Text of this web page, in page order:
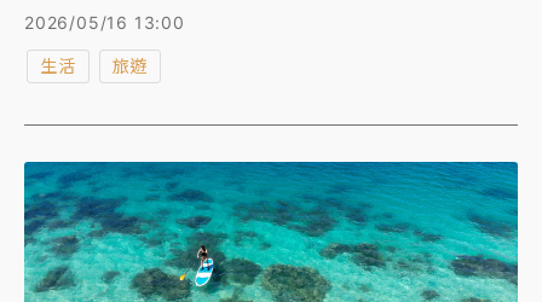
共襄盛舉，開啟樂園服務的新篇章。對此，劍湖山世界
霸山日」，開放「幸福摩天輪」、「寶藏哈哈列車」毛
心用餐。
2026/05/16 13:00
生活 旅遊